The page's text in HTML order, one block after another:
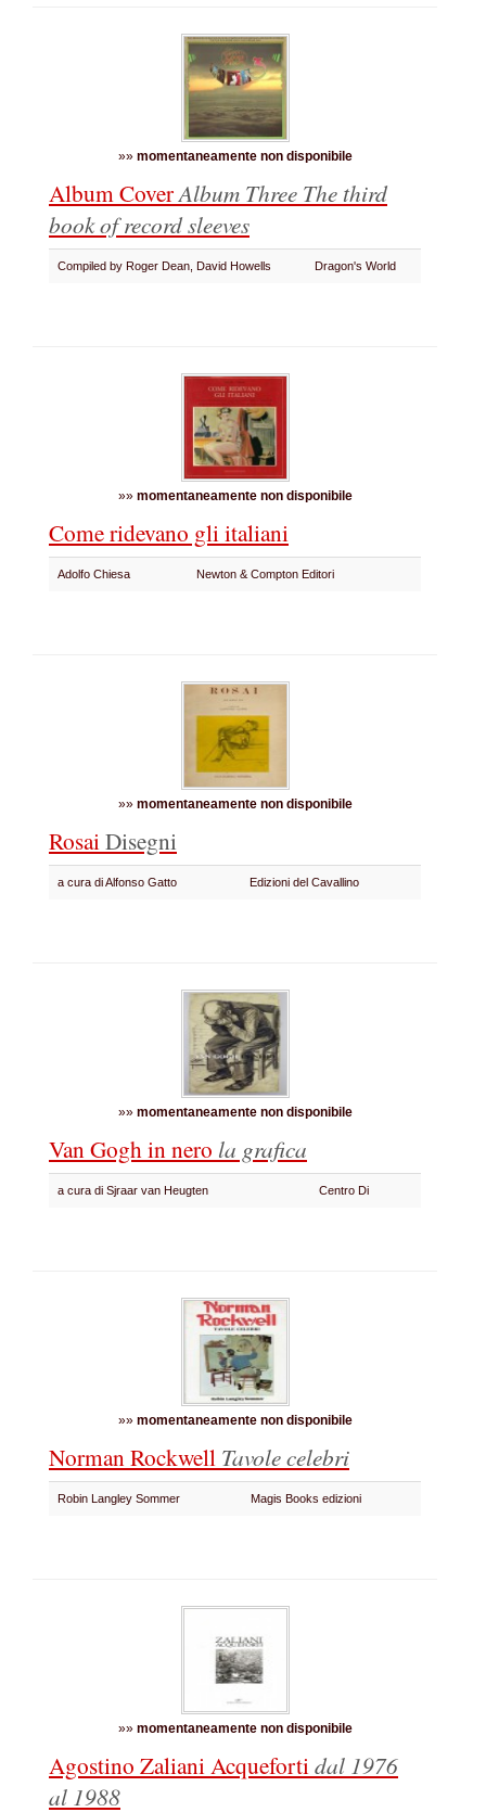
»» momentaneamente non disponibile
Album CoverAlbum Three The third
book of record sleeves
Compiled by Roger Dean, David Howells Dragon's World
»» momentaneamente non disponibile
Come ridevano gli italiani
Adolfo Chiesa Newton & Compton Editori
»» momentaneamente non disponibile
RosaiDisegni
a cura di Alfonso Gatto Edizioni del Cavallino
»» momentaneamente non disponibile
Van Gogh in nero la grafica
a cura di Sjraar van Heugten Centro Di
»» momentaneamente non disponibile
Norman Rockwell Tavole celebri
Robin Langley Sommer Magis Books edizioni
»» momentaneamente non disponibile
Agostino Zaliani Acquefortidal 1976
al 1988